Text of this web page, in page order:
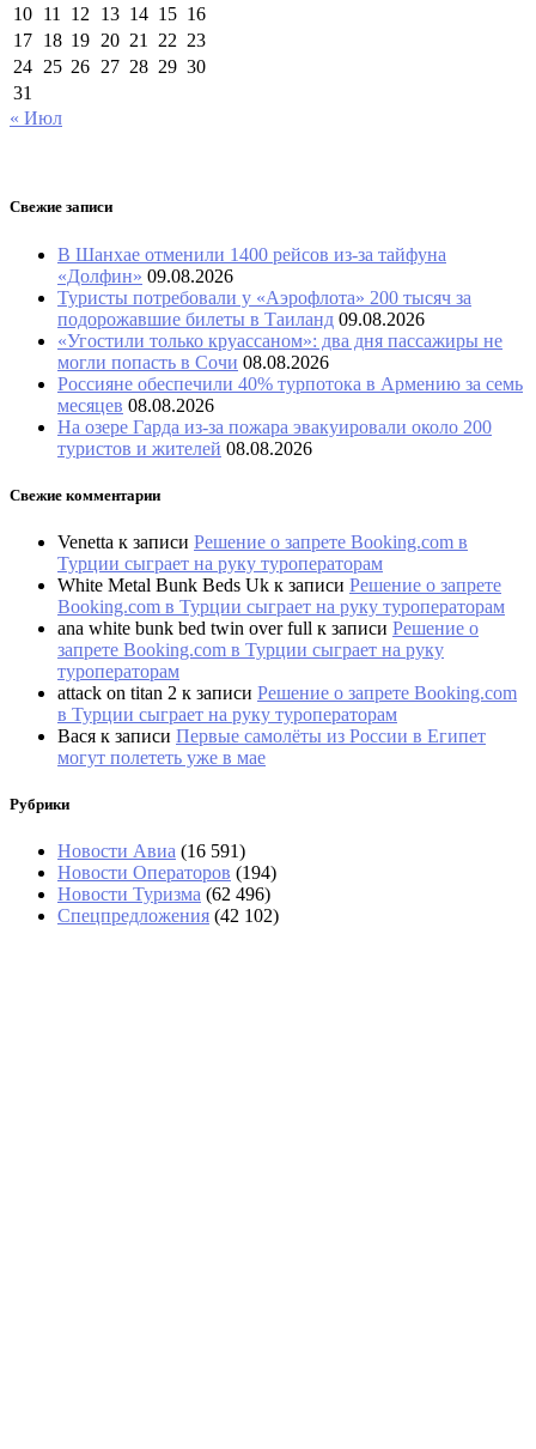
10 11 12 13 14 15 16
17 18 19 20 21 22 23
24 25 26 27 28 29 30
31
« Июл
Свежие записи
В Шанхае отменили 1400 рейсов из-за тайфуна
«Долфин» 09.08.2026
Туристы потребовали у «Аэрофлота» 200 тысяч за
подорожавшие билеты в Таиланд 09.08.2026
«Угостили только круассаном»: два дня пассажиры не
могли попасть в Сочи 08.08.2026
Россияне обеспечили 40% турпотока в Армению за семь
месяцев 08.08.2026
На озере Гарда из-за пожара эвакуировали около 200
туристов и жителей 08.08.2026
Свежие комментарии
Venetta к записи Решение о запрете Booking.com в
Турции сыграет на руку туроператорам
White Metal Bunk Beds Uk к записи Решение о запрете
Booking.com в Турции сыграет на руку туроператорам
ana white bunk bed twin over full к записи Решение о
запрете Booking.com в Турции сыграет на руку
туроператорам
attack on titan 2 к записи Решение о запрете Booking.com
в Турции сыграет на руку туроператорам
Вася к записи Первые самолёты из России в Египет
могут полететь уже в мае
Рубрики
Новости Авиа (16 591)
Новости Операторов (194)
Новости Туризма (62 496)
Спецпредложения (42 102)